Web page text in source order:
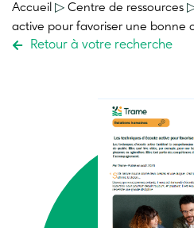
Accueil ▷ Centre de ressources
active pour favoriser une bonne
Retour à votre recherche